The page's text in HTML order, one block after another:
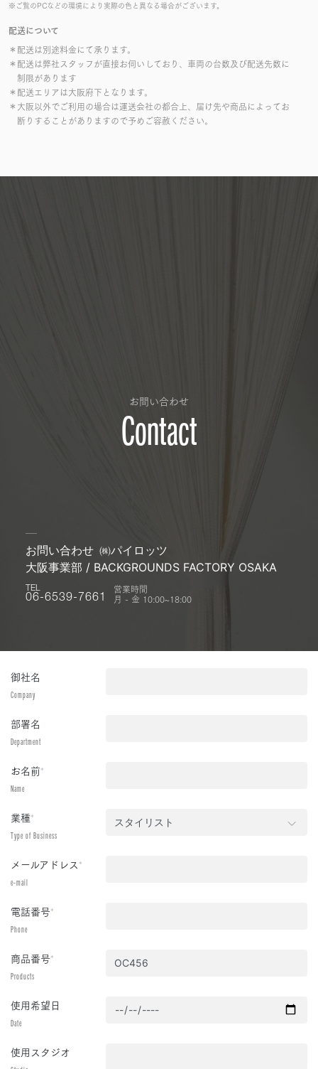
※ご覧のPCなどの環境により実際の色と異なる場合がございます。
配送について
＊配送は別途料金にて承ります。
＊配送は弊社スタッフが直接お伺いしており、車両の台数及び配送先数に
制限があります
＊配送エリアは大阪府下となります。
＊大阪以外でご利用の場合は運送会社の都合上、届け先や商品によってお
断りすることがありますので予めご容赦ください。
お問い合わせ
Contact
お問い合わせ ㈱パイロッツ
大阪事業部 / BACKGROUNDS FACTORY OSAKA
TEL
06-6539-7661
営業時間
月 - 金 10:00~18:00
御社名
Company
部署名
Department
お名前*
Name
業種*
Type of Business
メールアドレス*
e-mail
電話番号*
Phone
商品番号*
Products
使用希望日
Date
使用スタジオ